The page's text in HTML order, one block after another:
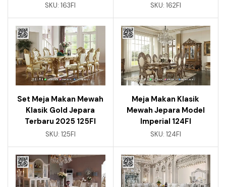
SKU:163FI SKU: 162FI
Set Meja Makan Mewah
Klasik Gold Jepara
Terbaru 2025 125FI
SKU: 125FI
Meja Makan Klasik
Mewah Jepara Model
Imperial 124FI
SKU: 124FI